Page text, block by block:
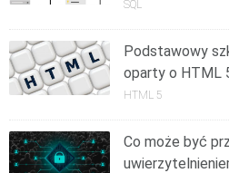
SQL
Podstawowy
oparty o HTML
HTML 5
Co może być